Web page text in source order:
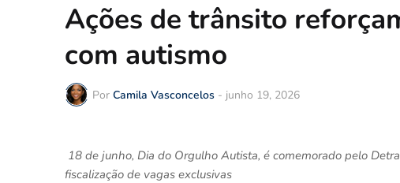
Ações de trânsito
com autismo
Por Camila Vasconcelos - junho 19, 2026
18 de junho, Dia do Orgulho Autista, é comemorado pelo
fiscalização de vagas exclusivas